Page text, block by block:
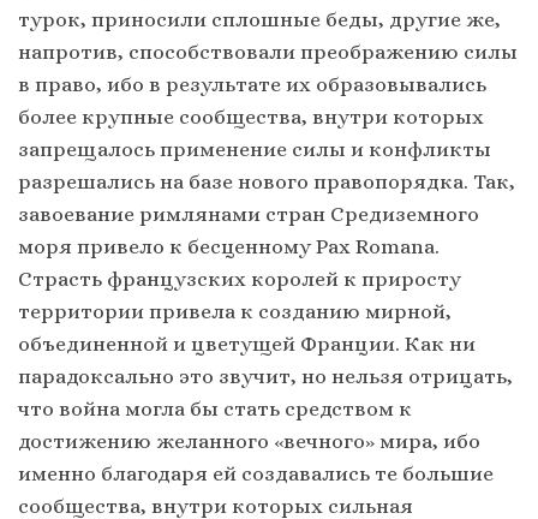
турок, приносили сплошные беды, другие же,
напротив, способствовали преображению силы
в право, ибо в результате их образовывались
более крупные сообщества, внутри которых
запрещалось применение силы и конфликты
разрешались на базе нового правопорядка. Так,
завоевание римлянами стран Средиземного
моря привело к бесценному Pax Romana.
Страсть французских королей к приросту
территории привела к созданию мирной,
объединенной и цветущей Франции. Как ни
парадоксально это звучит, но нельзя отрицать,
что война могла бы стать средством к
достижению желанного «вечного» мира, ибо
именно благодаря ей создавались те большие
сообщества, внутри которых сильная